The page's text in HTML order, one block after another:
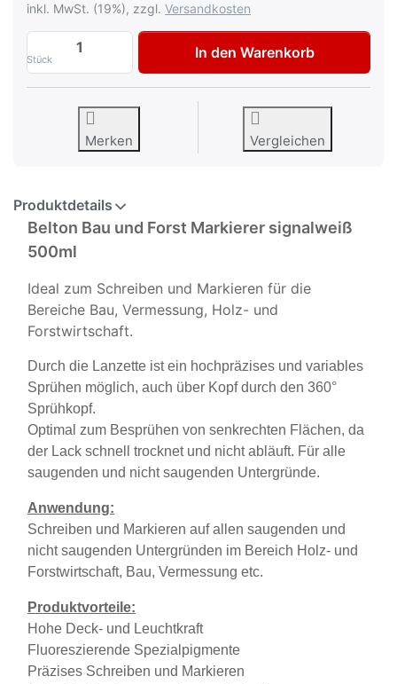
inkl. MwSt. (19%), zzgl. Versandkosten
Stück
Belton Bau und Forstmarkierer Spray
In den Warenkorb
Merken Vergleichen
Produktdetails
Belton Bau und Forst Markierer signalweiß
500ml
Ideal zum Schreiben und Markieren für die
Bereiche Bau, Vermessung, Holz- und
Forstwirtschaft.
Durch die Lanzette ist ein hochpräzises und variables
Sprühen möglich, auch über Kopf durch den 360°
Sprühkopf.
Optimal zum Besprühen von senkrechten Flächen, da
der Lack schnell trocknet und nicht abläuft. Für alle
saugenden und nicht saugenden Untergründe.
Anwendung:
Schreiben und Markieren auf allen saugenden und
nicht saugenden Untergründen im Bereich Holz- und
Forstwirtschaft, Bau, Vermessung etc.
Produktvorteile:
Hohe Deck- und Leuchtkraft
Fluoreszierende Spezialpigmente
Präzises Schreiben und Markieren